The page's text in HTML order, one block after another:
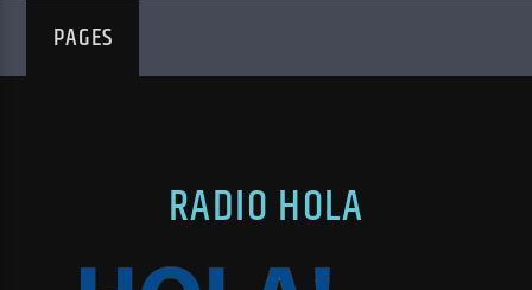
PAGES
RADIO HOLA